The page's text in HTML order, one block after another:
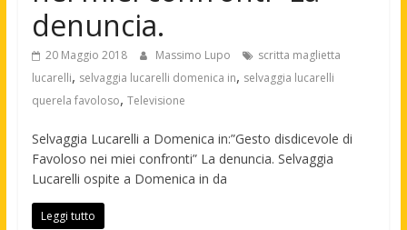
denuncia.
20 Maggio 2018 Massimo Lupo
scritta maglietta
lucarelli, selvaggia lucarelli domenica in, selvaggia lucarelli
querela favoloso, Televisione
Selvaggia Lucarelli a Domenica in:”Gesto disdicevole di
Favoloso nei miei confronti” La denuncia. Selvaggia
Lucarelli ospite a Domenica in da
Leggi tutto